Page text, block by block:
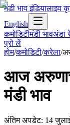
मंडी भाव इंडियालाइव
English
कमोडिटीमंडी भावअंडा
प्रो लें
होम/कमोडिटी/करेला/
आज
मंडी भाव
अंतिम अपडेट: 14